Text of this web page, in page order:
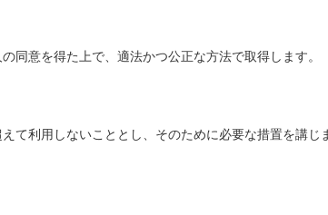
同意を得た上で、適法かつ公正な方法で取得します。
て利用しないこととし、そのために必要な措置を講じ